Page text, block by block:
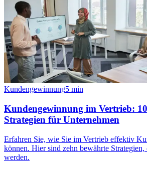
Kundengewinnung5 min
Kundengewinnung im Vertrieb:
Strategien für Unternehmen
Erfahren Sie, wie Sie im Vertrieb effektiv
können. Hier sind zehn bewährte
werden.